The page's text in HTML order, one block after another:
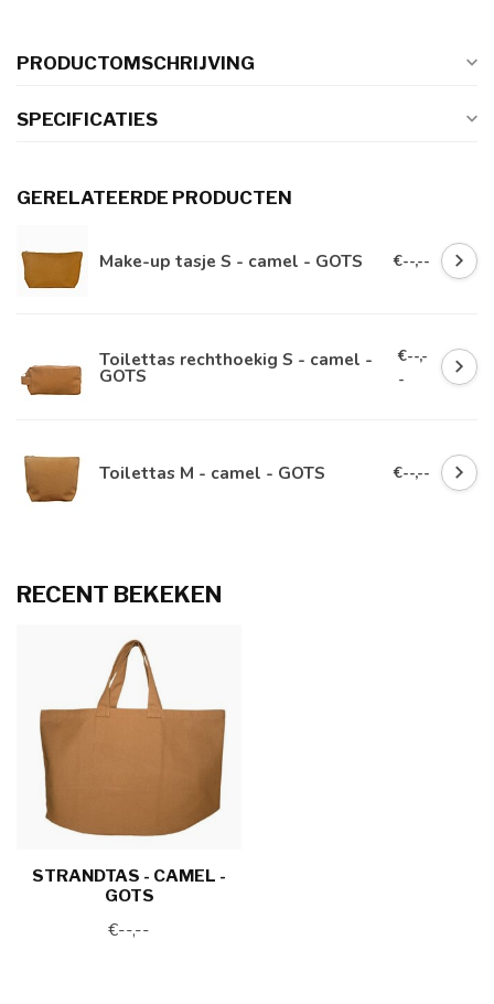
PRODUCTOMSCHRIJVING
SPECIFICATIES
GERELATEERDE PRODUCTEN
Make-up tasje S - camel - GOTS €--,--
Toilettas rechthoekig S - camel -
GOTS
€--,-
-
Toilettas M - camel - GOTS €--,--
RECENT BEKEKEN
STRANDTAS - CAMEL -
GOTS
€--,--